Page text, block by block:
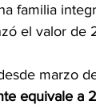
familia
el valor de
marzo
equivale a